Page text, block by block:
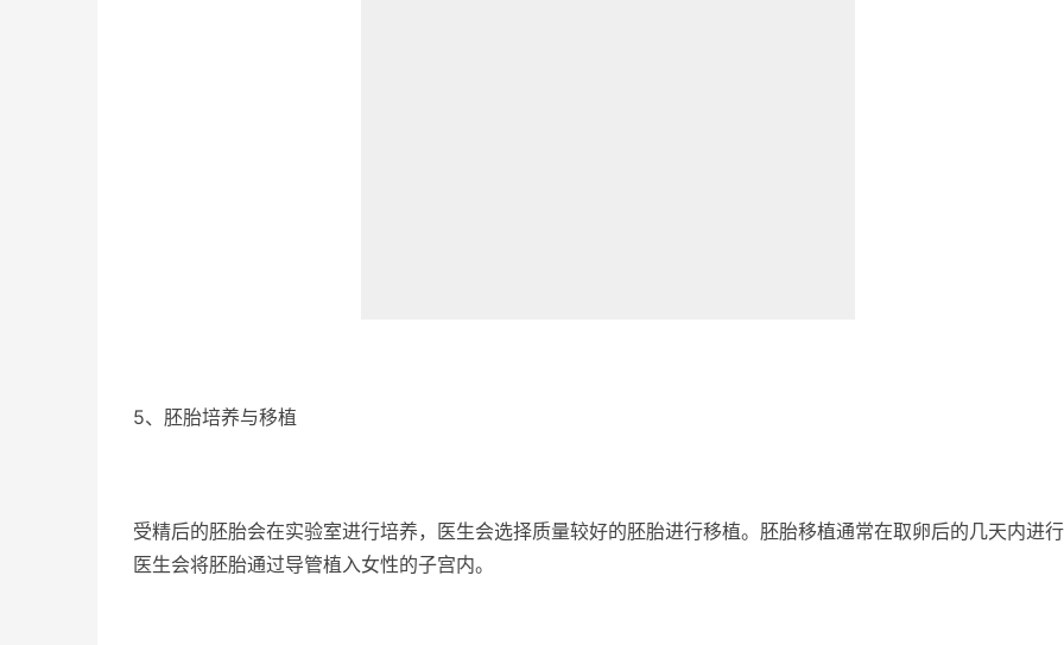
5、胚胎培养与移植
受精后的胚胎会在实验室进行培养，医生会选择质量较好的胚胎进行移植。胚胎移植通常在取卵后的几天内进
医生会将胚胎通过导管植入女性的子宫内。